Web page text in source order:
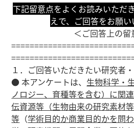
下記留意点をよくお読みいただ
えで、ご回答をお願い
＜ご回答上の留
１．ご回答いただきたい研究者
● 本アンケートは、 生物科学・
ノロジー、育種等を含む）に関
伝資源等（生物由来の研究素材
等 （学術目的か商業目的かを問